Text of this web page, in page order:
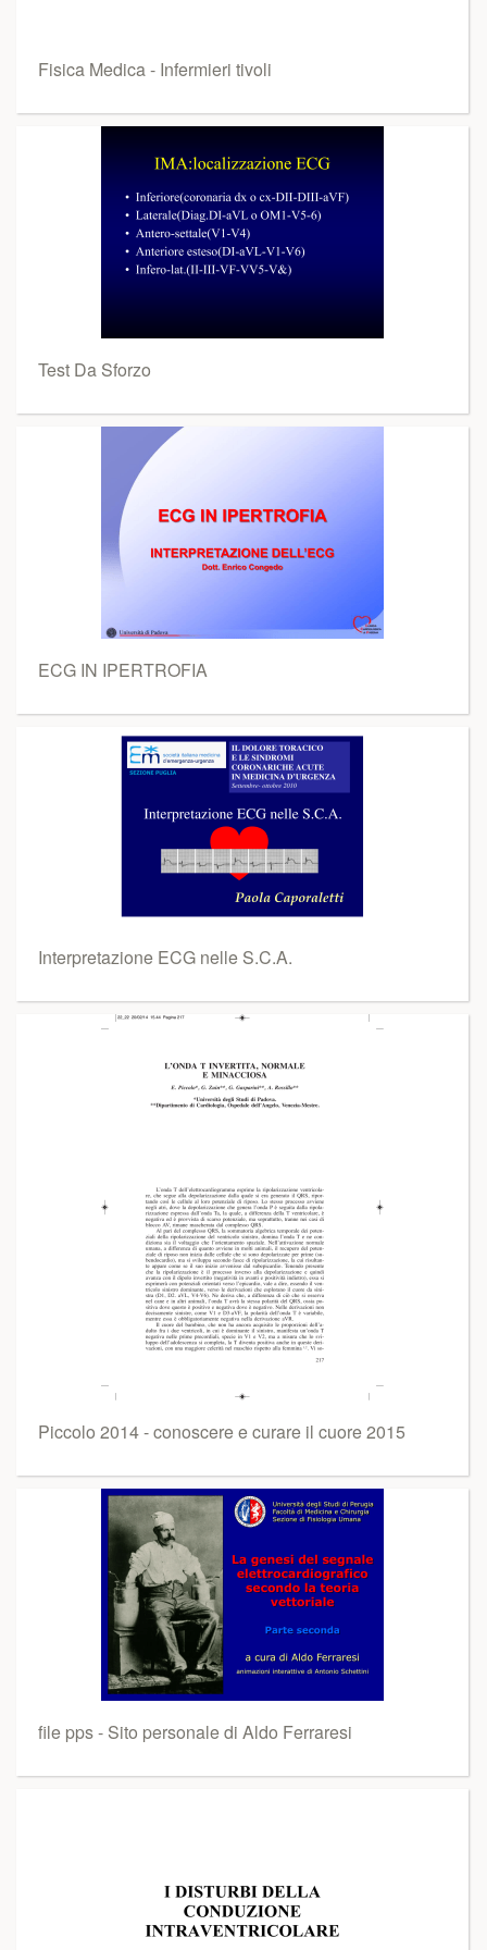
Fisica Medica - Infermieri tivoli
Test Da Sforzo
ECG IN IPERTROFIA
Interpretazione ECG nelle S.C.A.
Piccolo 2014 - conoscere e curare il cuore 2015
file pps - Sito personale di Aldo Ferraresi